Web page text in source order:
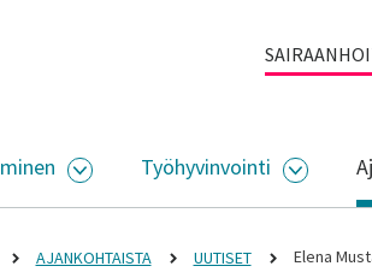
AVAA ALASIVUJEN VALIKKO
Työhyvinvointi
AVAA
AJANKOHTAISTA UUTISET Elena